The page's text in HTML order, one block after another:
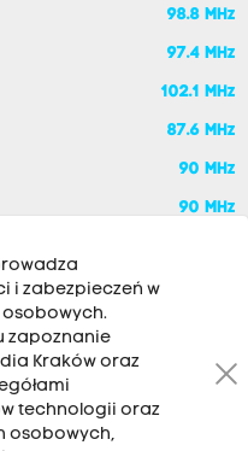
98.8 MHz
97.4 MHz
102.1 MHz
87.6 MHz
90 MHz
90 MHz
22, 30-007
i zabezpieczeń w
zapoznanie
Kraków oraz
technologii oraz
osobowych,